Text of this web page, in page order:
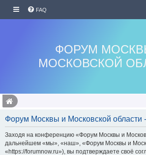
FAQ
ФОРУМ
МОСКОВСКОЙ
Форум Москвы и Московской
Заходя на конференцию «Форум Москвы и
дальнейшем «мы», «наш», «Форум Москвы и
«https://forumnow.ru»), вы подтверждаете своё